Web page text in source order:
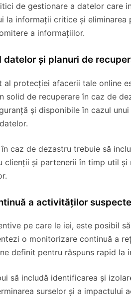
de gestionare a datelor care
la informații critice și
a informațiilor.
datelor și planuri de
protecției afacerii tale online
solid de recuperare în caz de
și disponibile în cazul
caz de dezastru trebuie să
clienții și partenerii în timp util
a activităților
pe care le iei, este posibil
o monitorizare continuă a
definit pentru răspuns rapid la
să includă identificarea și
surselor și a impactului